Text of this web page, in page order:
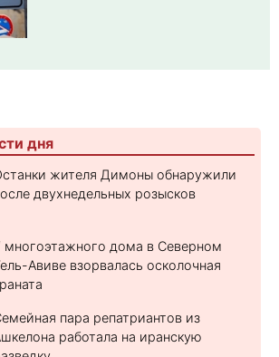
дня
жителя Димоны обнаружили
двухнедельных розысков
многоэтажного дома в Северном
Авиве взорвалась осколочная
пара репатриантов из
работала на иранскую